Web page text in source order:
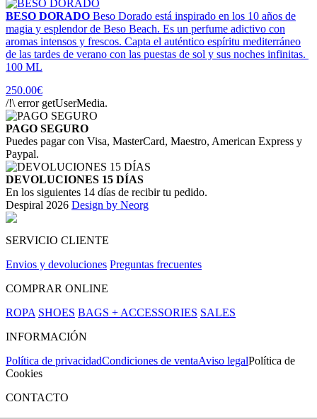
BESO DORADO Beso Dorado está inspirado en los 10 años de
magia y esplendor de Beso Beach. Es un perfume adictivo con
aromas intensos y frescos. Capta el auténtico espíritu mediterráneo
de las tardes de verano con las puestas de sol y sus noches infinitas.
100 ML
250.00€
/!\ error getUserMedia.
PAGO SEGURO
Puedes pagar con Visa, MasterCard, Maestro, American Express y
Paypal.
DEVOLUCIONES 15 DÍAS
En los siguientes 14 días de recibir tu pedido.
Despiral 2026 Design by Neorg
SERVICIO CLIENTE
Envios y devoluciones Preguntas frecuentes
COMPRAR ONLINE
ROPA SHOES BAGS + ACCESSORIES SALES
INFORMACIÓN
Política de privacidadCondiciones de ventaAviso legalPolítica de
Cookies
CONTACTO